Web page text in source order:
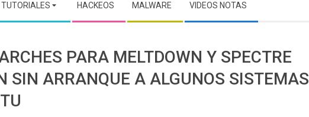
TUTORIALES HACKEOS MALWARE VIDEOS NOTAS
PARA MELTDOWN Y SPECTRE
SIN ARRANQUE A ALGUNOS SISTEMAS